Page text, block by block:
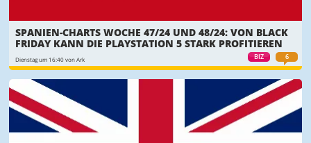
BIZ 6
SPANIEN-CHARTS WOCHE 47/24 UND 48/24: VON BLACK
FRIDAY KANN DIE PLAYSTATION 5 STARK PROFITIEREN
Dienstag um 16:40 von Ark